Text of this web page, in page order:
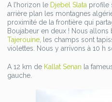
A l’horizon le Djebel Slata profile
arrière plan les montagnes
proximité de la frontière qui
Boujabeur en deux ! Nous
Tajerouine , les champs sont
violettes. Nous y arrivons à 10 h
A 12 km de Kallat Senan la
gauche.